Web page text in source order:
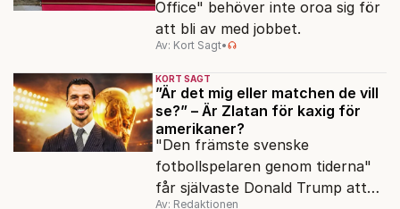
Office" behöver inte oroa sig för
att bli av med jobbet.
Av: Kort Sagt•
KORT SAGT
”Är det mig eller matchen de vill
se?” – Är Zlatan för kaxig för
amerikaner?
"Den främste svenske
fotbollspelaren genom tiderna"
får självaste Donald Trump att
Av: Redaktionen